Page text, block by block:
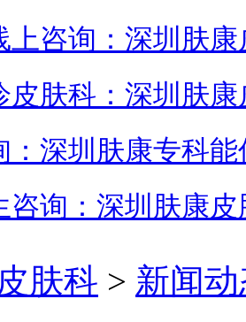
上咨询：深圳肤
皮肤科：深圳肤康
：深圳肤康专科能
咨询：深圳肤康
肤科 > 新闻